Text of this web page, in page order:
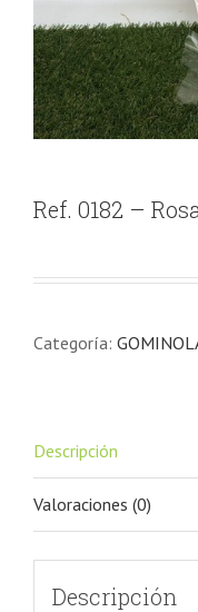
Ref. 0182 –
Categoría:
Descripción
Valoraciones (0)
Descripción